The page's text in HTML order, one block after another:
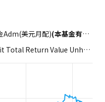
Adm(美元月配)(本基金有相當比重投資於非投資等級之高風險債券且配息來源可能為本金)
Value Unhedged USD